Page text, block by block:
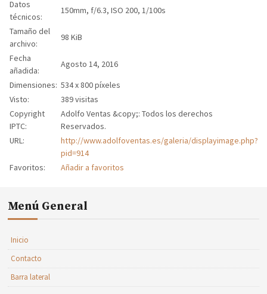
Datos
técnicos:
150mm, f/6.3, ISO 200, 1/100s
Tamaño del
archivo:
98 KiB
Fecha
añadida:
Agosto 14, 2016
Dimensiones: 534 x 800 píxeles
Visto:
389 visitas
Copyright
IPTC:
Adolfo Ventas &copy;: Todos los derechos
Reservados.
URL:
http://www.adolfoventas.es/galeria/displayimage.php?
pid=914
Favoritos:
Añadir a favoritos
Menú General
Inicio
Contacto
Barra lateral